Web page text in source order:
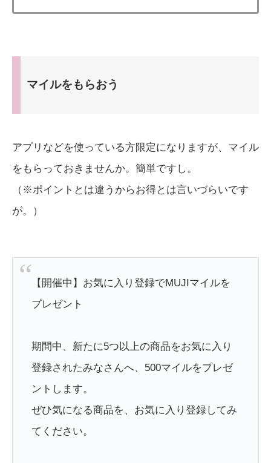
マイルをもらおう
アプリなどを使っている方限定になりますが、マイル
をもらっておきませんか。簡単ですし。
（※ポイントとは違うからお得とは言いづらいです
が。）
【開催中】お気に入り登録でMUJIマイルを
プレゼント
期間中、新たに5つ以上の商品をお気に入り
登録されたみなさんへ、500マイルをプレゼ
ントします。
ぜひ気になる商品を、お気に入り登録してみ
てください。